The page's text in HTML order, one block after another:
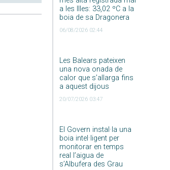
a les Illes: 33,02 ºC a la
boia de sa Dragonera
06/08/2026 02:44
Les Balears pateixen
una nova onada de
calor que s’allarga fins
a aquest dijous
20/07/2026 03:47
El Govern instal·la una
boia intel·ligent per
monitorar en temps
real l’aigua de
s’Albufera des Grau